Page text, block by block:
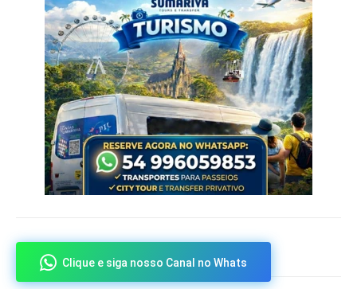
Clique e siga nosso Canal no Whats